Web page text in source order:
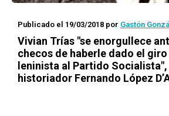
Publicado el 19/03/2018 por Gastón
Vivian Trías "se enorgullece
checos de haberle dado el
leninista al Partido
historiador Fernando López